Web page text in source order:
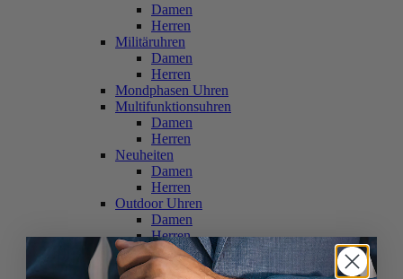
Damen
Herren
Militäruhren
Damen
Herren
Mondphasen Uhren
Multifunktionsuhren
Damen
Herren
Neuheiten
Damen
Herren
Outdoor Uhren
Damen
Herren
Schweizer Uhren
Damen